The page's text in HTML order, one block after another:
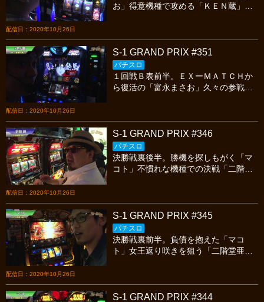
配信日：2020年10月26日
お」得意機種で攻める「ＫＥＮ蔵」堅
配信日：2020年10月26日
S-1 GRAND PRIX #351
パチスロ
１回戦Ｂ表前半。ＥＸーＭＡＴＣＨか
ら復活の「富永まさお」久々の参戦
トバトルを見逃すな!
配信日：2020年10月26日
S-1 GRAND PRIX #346
パチスロ
決勝戦裏後半。勝機を探しもがく「マ
コト」不慣れな機種での決戦「二階堂
トバトルを見逃すな！
配信日：2020年10月26日
S-1 GRAND PRIX #345
パチスロ
決勝戦裏前半。負債を抱えた「マコ
ト」女王返り咲きを狙う「二階堂亜
ットバトルを見逃すな！
S-1 GRAND PRIX #344